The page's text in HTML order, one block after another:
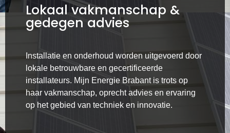
Lokaal vakmanschap &
gedegen advies
Installatie en onderhoud worden uitgevoerd door
lokale betrouwbare en gecertificeerde
installateurs. Mijn Energie Brabant is trots op
haar vakmanschap, oprecht advies en ervaring
op het gebied van techniek en innovatie.